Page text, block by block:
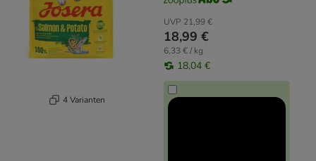
4 Varianten
UVP 21,99 €
18,99 €
6,33 € / kg
18,04 €